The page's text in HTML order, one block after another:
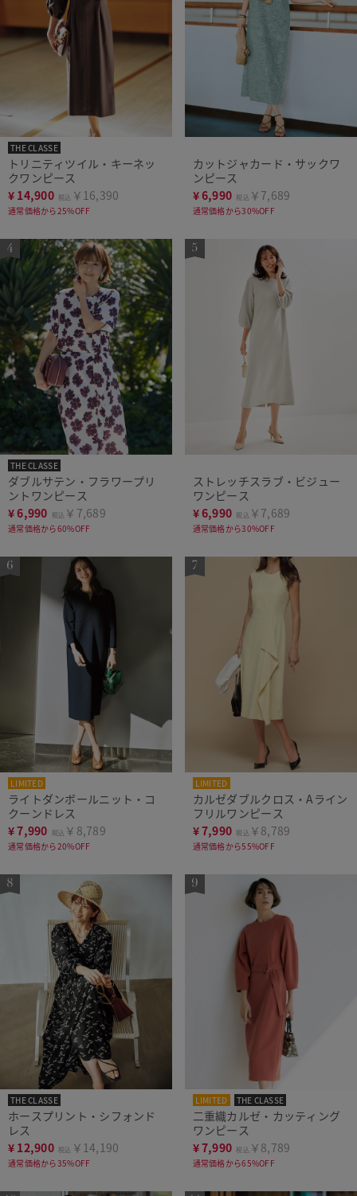
THE CLASSE
トリニティツイル・キーネッ
クワンピース
¥ 14,900 税込 ￥16,390
通常価格から25%OFF
カットジャカード・サックワ
ンピース
¥6,990 税込 ￥7,689
通常価格から30%OFF
THE CLASSE
ダブルサテン・フラワープリ
ントワンピース
¥6,990 税込 ￥7,689
通常価格から60%OFF
ストレッチスラブ・ビジュー
ワンピース
¥6,990 税込 ￥7,689
通常価格から30%OFF
LIMITED
ライトダンボールニット・コ
クーンドレス
¥7,990 税込 ￥8,789
通常価格から20%OFF
LIMITED
カルゼダブルクロス・Aライン
フリルワンピース
¥7,990 税込 ￥8,789
通常価格から55%OFF
THE CLASSE
ホースプリント・シフォンド
レス
¥ 12,900 税込 ￥14,190
通常価格から35%OFF
LIMITED THE CLASSE
二重織カルゼ・カッティング
ワンピース
¥7,990 税込 ￥8,789
通常価格から65%OFF